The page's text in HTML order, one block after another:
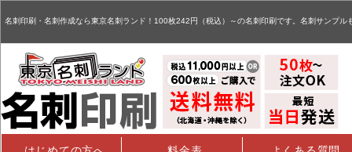
名刺印刷・名刺作成なら東京名刺ランド！100枚242円（税込）～の名刺印刷です。名刺サンプル